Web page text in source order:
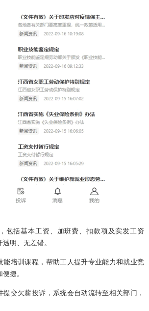
包括基本工资、加班费、扣款项及实发工资
明、无差错。
能培训课程，帮助工人提升专业能力和就业竞
捷。
交欠薪投诉，系统会自动流转至相关部门，